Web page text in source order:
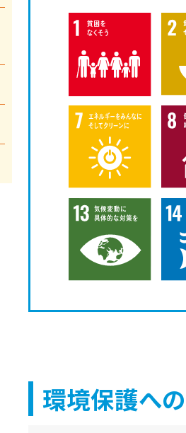
環境保護へ